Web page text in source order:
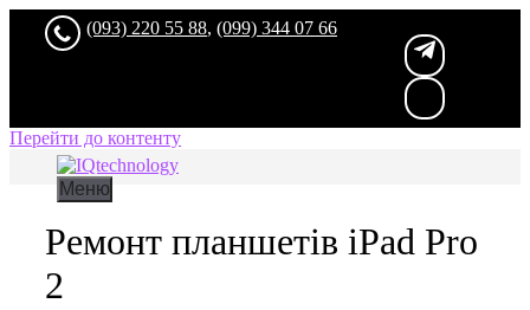
(093) 220 55 88, (099) 344 07 66
Перейти до контенту
Меню
Ремонт планшетів iPad Pro
2